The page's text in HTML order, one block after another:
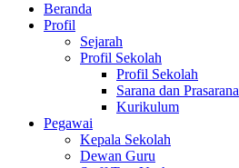
Beranda
Profil
Sejarah
Profil Sekolah
Profil Sekolah
Sarana dan Prasarana
Kurikulum
Pegawai
Kepala Sekolah
Dewan Guru